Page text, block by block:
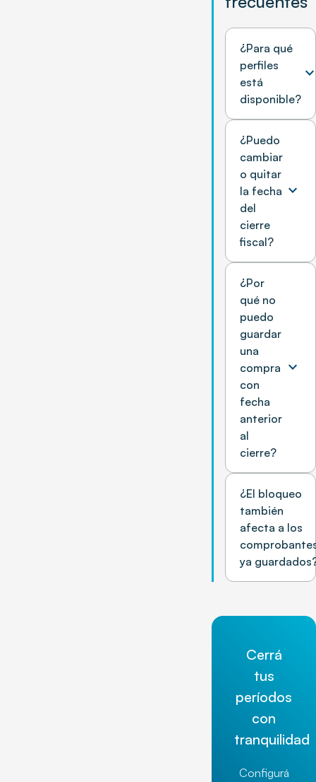
¿Para qué
perfiles
está
disponible?
¿Puedo
cambiar
o quitar
la fecha
del
cierre
fiscal?
expand_more
¿Por
qué no
puedo
guardar
una
compra
con
fecha
anterior
al
cierre?
expand_more
¿El bloqueo
también
afecta a los
ya
Cerrá
tus
períodos
con
tranquilidad
Configurá